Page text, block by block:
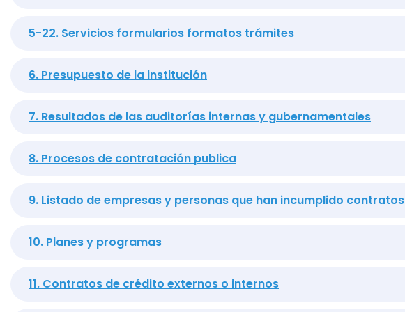
5-22. Servicios formularios formatos trámites
6. Presupuesto de la institución
7. Resultados de las auditorías internas y gubernamentales
8. Procesos de contratación publica
9. Listado de empresas y personas que han incumplido contratos
10. Planes y programas
11. Contratos de crédito externos o internos